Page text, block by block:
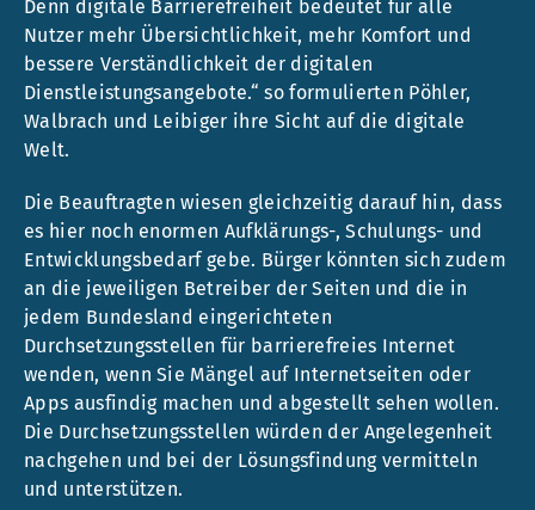
Denn digitale Barrierefreiheit bedeutet für alle
Nutzer mehr Übersichtlichkeit, mehr Komfort und
bessere Verständlichkeit der digitalen
Dienstleistungsangebote.“ so formulierten Pöhler,
Walbrach und Leibiger ihre Sicht auf die digitale
Welt.
Die Beauftragten wiesen gleichzeitig darauf hin, dass
es hier noch enormen Aufklärungs-, Schulungs- und
Entwicklungsbedarf gebe. Bürger könnten sich zudem
an die jeweiligen Betreiber der Seiten und die in
jedem Bundesland eingerichteten
Durchsetzungsstellen für barrierefreies Internet
wenden, wenn Sie Mängel auf Internetseiten oder
Apps ausfindig machen und abgestellt sehen wollen.
Die Durchsetzungsstellen würden der Angelegenheit
nachgehen und bei der Lösungsfindung vermitteln
und unterstützen.